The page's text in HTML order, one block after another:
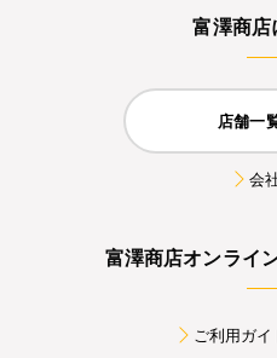
富澤商店
店舗一
会
富澤商店オンライ
ご利用ガイ